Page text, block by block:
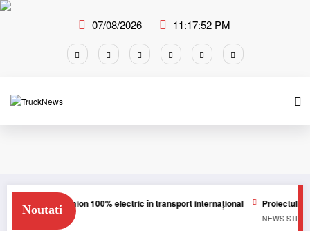
Skip
07/08/2026 11:17:53 PM
Noutati
cu un camion 100% electric în transport internațional Proiectul Revoy
STIRI